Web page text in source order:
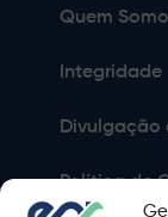
Quem
Integridade
Divulgação
Política de